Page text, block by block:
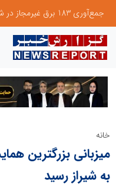
خانه
میزبانی بزرگترین
به شیراز رسید